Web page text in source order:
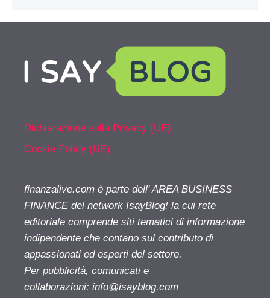
Dichiarazione sulla Privacy (UE)
Cookie Policy (UE)
finanzalive.com è parte dell' AREA BUSINESS
FINANCE del network IsayBlog! la cui rete
editoriale comprende siti tematici di informazione
indipendente che contano sul contributo di
appassionati ed esperti del settore.
Per pubblicità, comunicati e
collaborazioni: info@isayblog.com